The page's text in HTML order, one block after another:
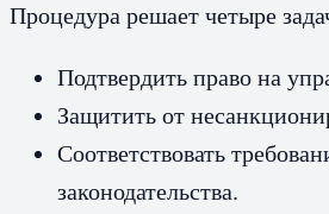
Процедура решает четыре
Подтвердить право на
Защитить от
Соответствовать
законодательства.